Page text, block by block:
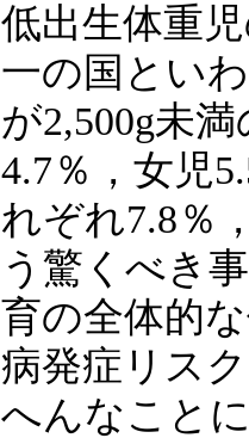
低出生体重
一の国とい
が2,500g未
4.7％，女児
れぞれ7.8％
う驚くべき
育の全体的
病発症リス
へんなこと